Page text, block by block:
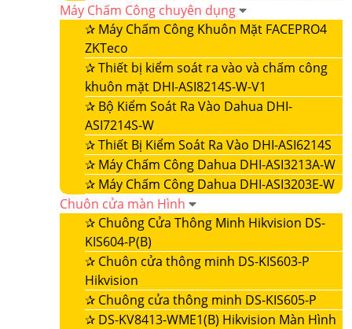
Máy Chấm Công chuyên dụng
✰ Máy Chấm Công Khuôn Mặt FACEPRO4
ZKTeco
✰Thiết bị kiểm soát ra vào và chấm công
khuôn mặt DHI-ASI8214S-W-V1
✰ Bộ Kiểm Soát Ra Vào Dahua DHI-
ASI7214S-W
✰Thiết Bị Kiểm Soát Ra Vào DHI-ASI6214S
✰ Máy Chấm Công Dahua DHI-ASI3213A-W
✰ Máy Chấm Công Dahua DHI-ASI3203E-W
Chuôn cửa màn Hình
✰ Chuông Cửa Thông Minh Hikvision DS-
KIS604-P(B)
✰ Chuôn cửa thông minh DS-KIS603-P
Hikvision
✰ Chuông cửa thông minh DS-KIS605-P
✰ DS-KV8413-WME1(B) Hikvision Màn Hình